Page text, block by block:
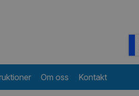
Om oss Kontakt